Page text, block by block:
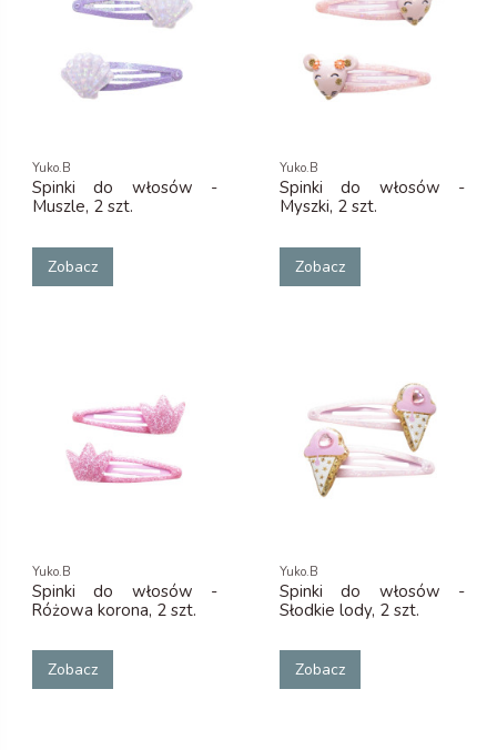
Yuko.B
Spinki do włosów -
Muszle, 2 szt.
Zobacz
Yuko.B
Spinki do włosów -
Myszki, 2 szt.
Zobacz
Yuko.B
Spinki do włosów -
Różowa korona, 2 szt.
Zobacz
Yuko.B
Spinki do włosów -
Słodkie lody, 2 szt.
Zobacz